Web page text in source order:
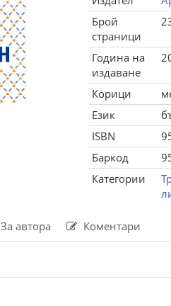
Брой
страници
Година на
издаване
Корици
Език
ISBN
Баркод
Категории
За автора Коментари